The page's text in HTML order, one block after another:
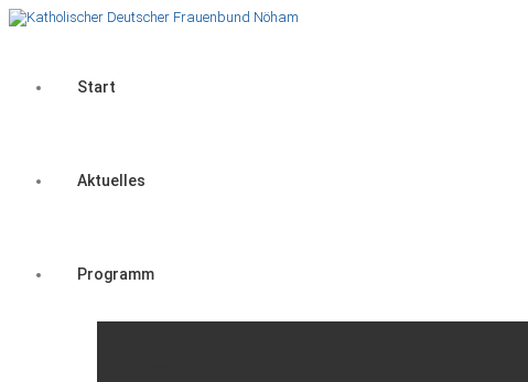
Start
Aktuelles
Programm